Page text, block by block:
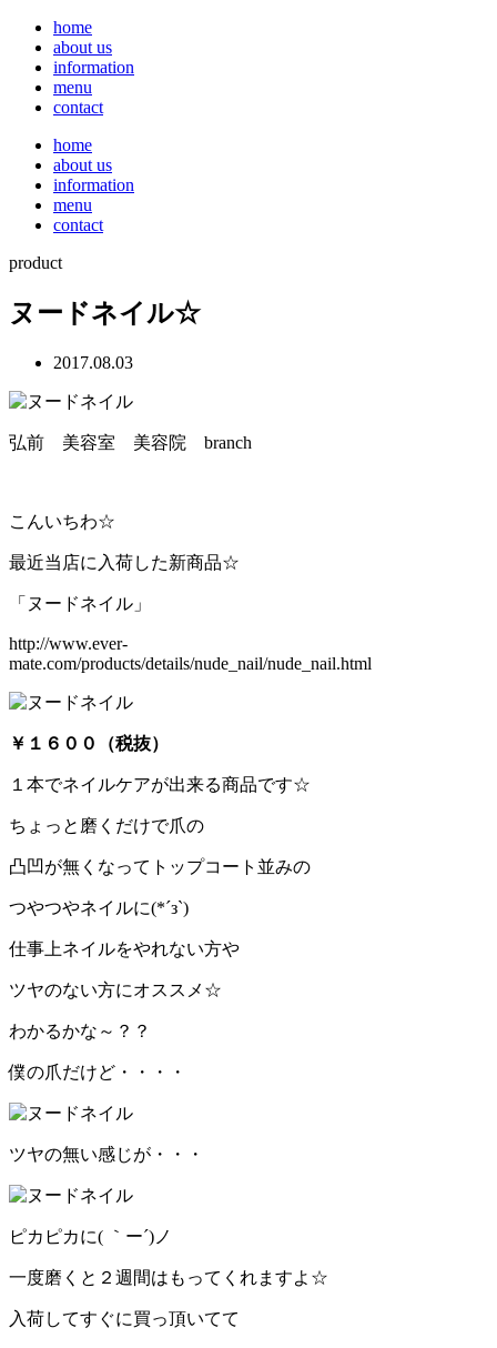
home
about us
information
menu
contact
home
about us
information
menu
contact
product
ヌードネイル☆
2017.08.03
弘前 美容室 美容院 branch
こんいちわ☆
最近当店に入荷した新商品☆
「ヌードネイル」
http://www.ever-
mate.com/products/details/nude_nail/nude_nail.html
￥１６００（税抜）
１本でネイルケアが出来る商品です☆
ちょっと磨くだけで爪の
凸凹が無くなってトップコート並みの
つやつやネイルに(*´з`)
仕事上ネイルをやれない方や
ツヤのない方にオススメ☆
わかるかな～？？
僕の爪だけど・・・・
ツヤの無い感じが・・・
ピカピカに( ｀ー´)ノ
一度磨くと２週間はもってくれますよ☆
入荷してすぐに買っ頂いてて